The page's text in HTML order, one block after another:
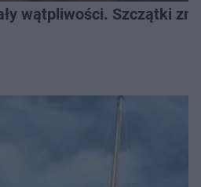
wątpliwości. Szczątki